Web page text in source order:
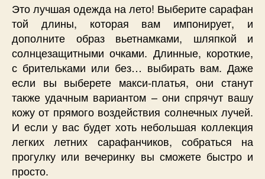
Это лучшая одежда на лето! Выберите сарафан
той длины, которая вам импонирует, и
дополните образ вьетнамками, шляпкой и
солнцезащитными очками. Длинные, короткие,
с брительками или без… выбирать вам. Даже
если вы выберете макси-платья, они станут
также удачным вариантом – они спрячут вашу
кожу от прямого воздействия солнечных лучей.
И если у вас будет хоть небольшая коллекция
легких летних сарафанчиков, собраться на
прогулку или вечеринку вы сможете быстро и
просто.